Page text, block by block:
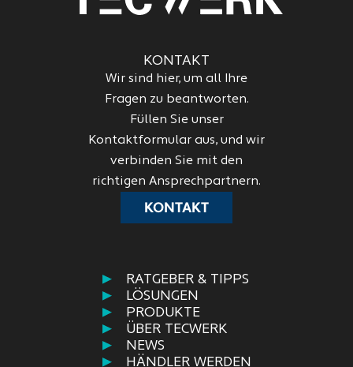
RATGEBER & TIPPS
LÖSUNGEN
PRODUKTE
ÜBER TECWERK
NEWS
HÄNDLER WERDEN
KONTAKT
Wir sind hier, um all Ihre
Fragen zu beantworten.
Füllen Sie unser
Kontaktformular aus, und wir
verbinden Sie mit den
richtigen Ansprechpartnern.
KONTAKT